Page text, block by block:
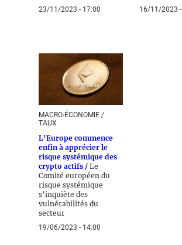
23/11/2023 - 17:00 16/11/2023
MACRO-ÉCONOMIE /
TAUX
L’Europe commence
enfin à apprécier le
risque systémique des
crypto actifs / Le
Comité européen du
risque systémique
s’inquiète des
vulnérabilités du
secteur
19/06/2023 - 14:00